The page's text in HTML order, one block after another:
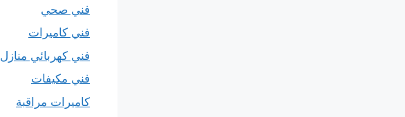
فني صحي
فني كاميرات
فني كهربائي منازل
فني مكيفات
كاميرات مراقبة